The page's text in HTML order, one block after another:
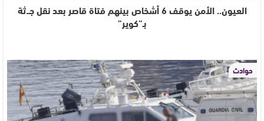
العيون.. الأمن يوقف 6 أشخاص بينهم فتاة قاصر بعد نقل جـ.ثة
بـ”كوير”
حوادث